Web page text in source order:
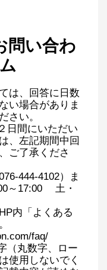
い合わ
は、回答に日数
い場合がありま
さい。
日間にいただい
、左記期間中回
ご了承くださ
444-4102）ま
～17:00 土・
内「よくある
faq/
（丸数字、ロー
使用しないでく